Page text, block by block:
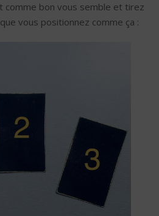
comme bon vous semble et tirez
vous positionnez comme ça :